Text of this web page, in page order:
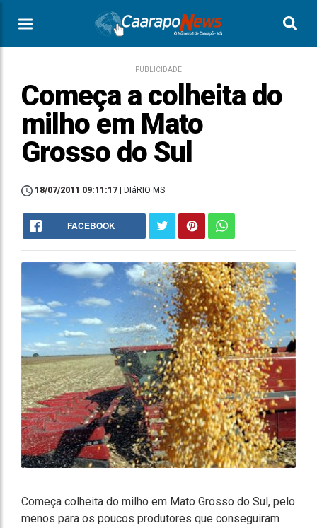
PUBLICIDADE
Começa a colheita do
milho em Mato
Grosso do Sul
18/07/2011 09:11:17 | DIáRIO MS
FACEBOOK
Começa colheita do milho em Mato Grosso do Sul, pelo
menos para os poucos produtores que conseguiram